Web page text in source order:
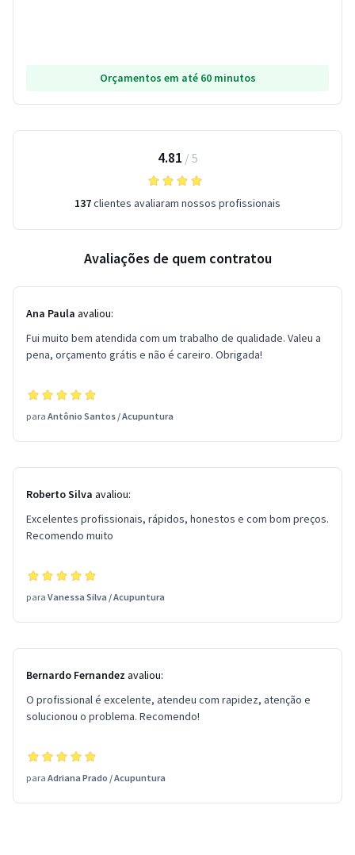
Orçamentos em até 60 minutos
4.81 / 5
137clientes avaliaram nossos profissionais
Avaliações de quem contratou
Ana Paula avaliou:
Fui muito bem atendida com um trabalho de qualidade. Valeu a
pena, orçamento grátis e não é careiro. Obrigada!
para Antônio Santos /Acupuntura
Roberto Silva avaliou:
Excelentes profissionais, rápidos, honestos e com bom preços.
Recomendo muito
para Vanessa Silva /Acupuntura
Bernardo Fernandez avaliou:
O profissional é excelente, atendeu com rapidez, atenção e
solucionou o problema. Recomendo!
para Adriana Prado /Acupuntura